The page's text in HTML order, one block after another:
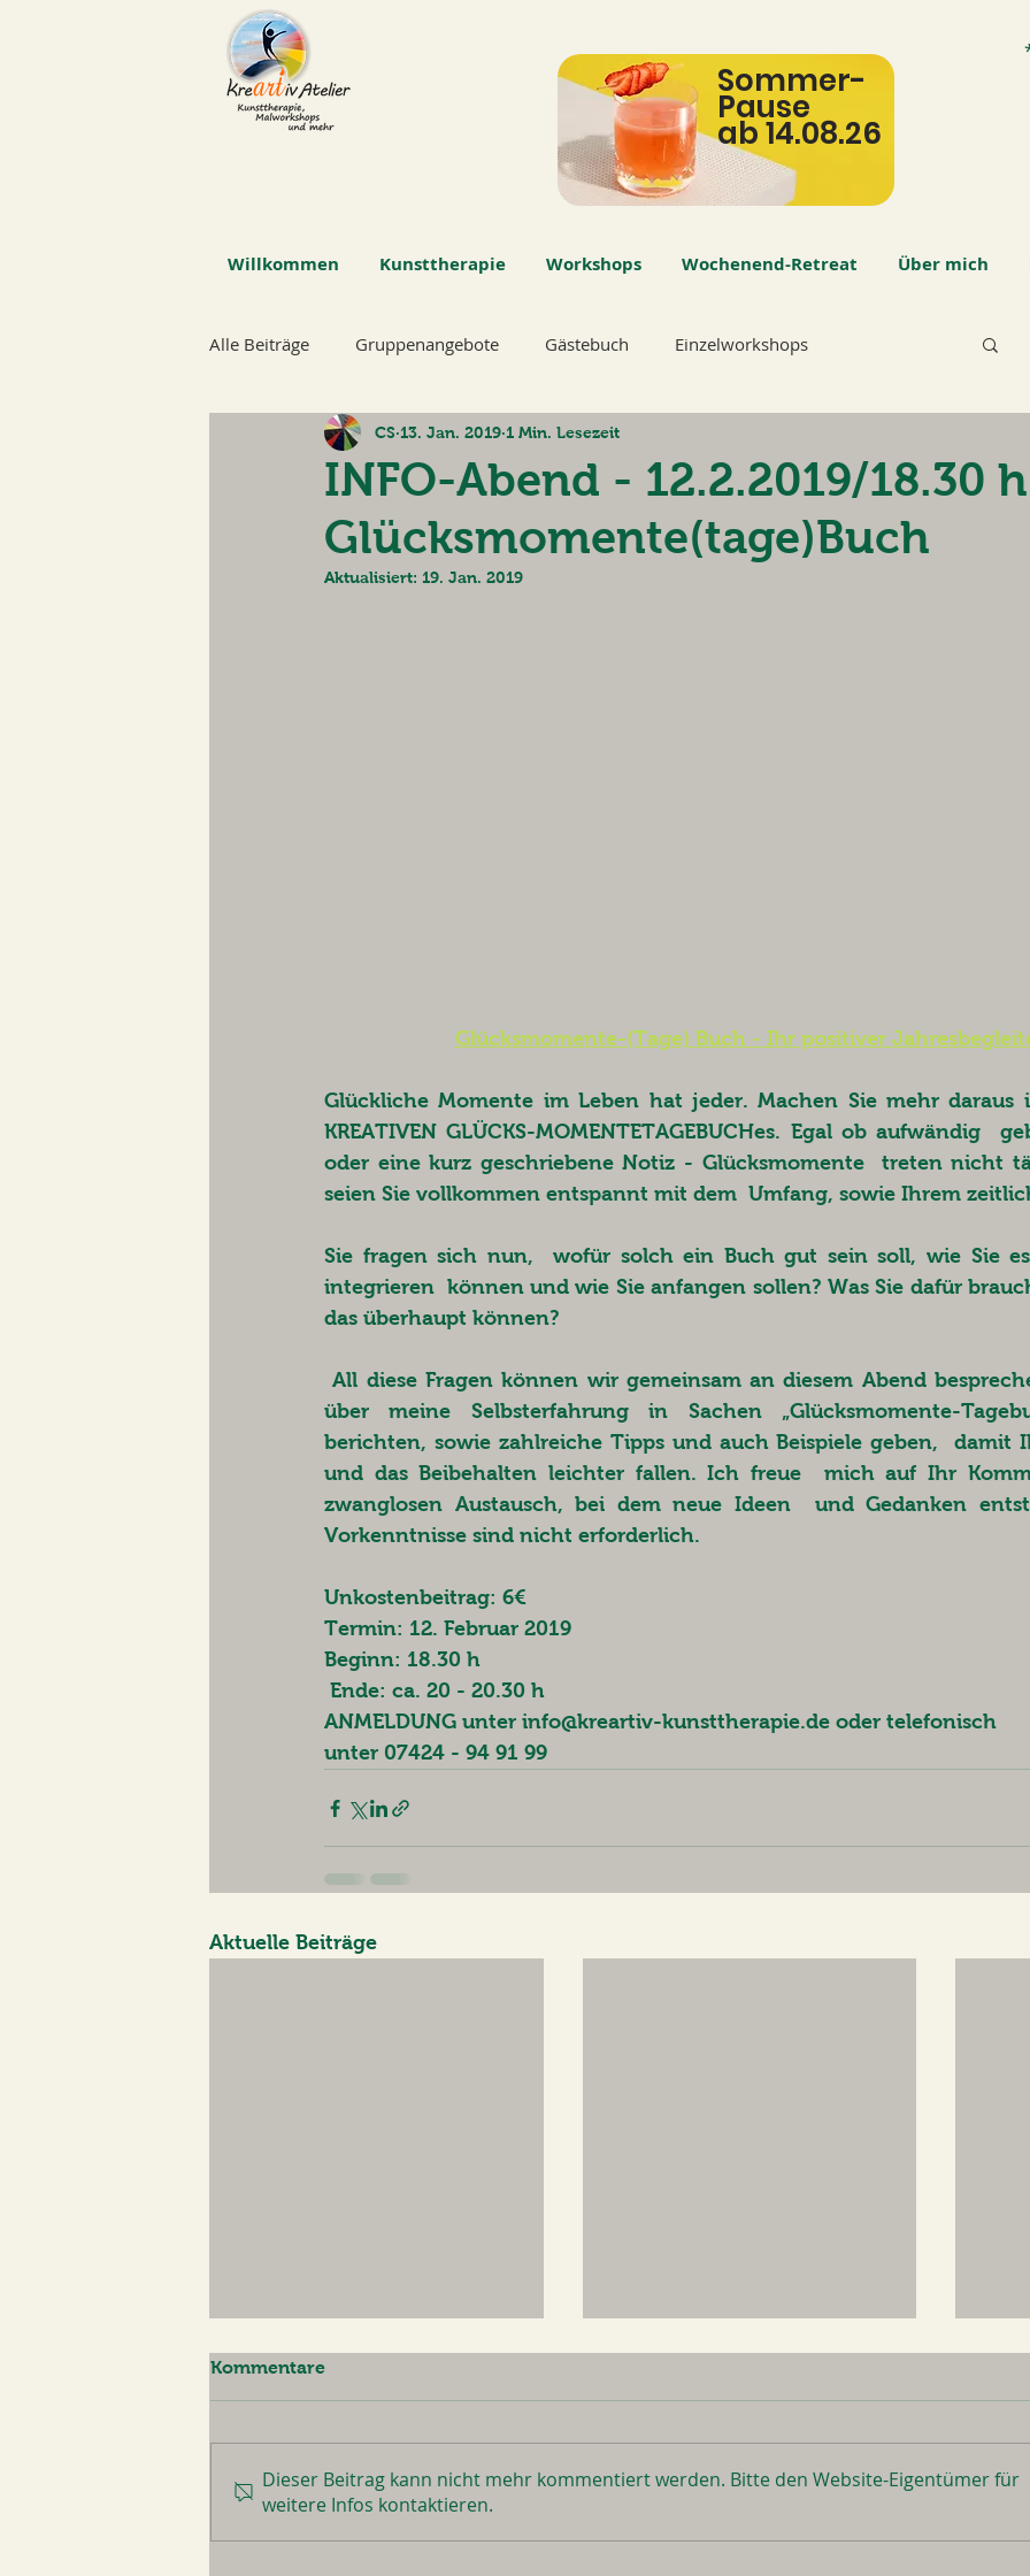
Sommer-
Pause
ab 14.08.26
Willkommen Kunsttherapie Workshops Wochenend-Retreat Über mich
Alle Beiträge Gruppenangebote Gästebuch Einzelworkshops
INFO-Abend - 12.2.2019/18.30 h
Glücksmomente(tage)Buch
CS 13. Jan. 2019 1 Min. Lesezeit
Aktualisiert: 19. Jan. 2019
Glücksmomente-(Tage) Buch - Ihr positiver
Glückliche Momente im Leben hat jeder. Machen Sie mehr daraus
KREATIVEN GLÜCKS-MOMENTETAGEBUCHes. Egal ob aufwändig
oder eine kurz geschriebene Notiz - Glücksmomente  treten nicht
seien Sie vollkommen entspannt mit dem  Umfang, sowie Ihrem
Sie fragen sich nun,  wofür solch ein Buch gut sein soll, wie Sie
integrieren  können und wie Sie anfangen sollen? Was Sie dafür
das überhaupt können?
All diese Fragen können wir gemeinsam an diesem Abend besprechen. Ich  werde
über meine Selbsterfahrung in Sachen „Glücksmomente-
berichten, sowie zahlreiche Tipps und auch Beispiele geben,  damit
und das Beibehalten leichter fallen. Ich freue  mich auf Ihr
zwanglosen Austausch, bei dem neue Ideen  und Gedanken
Vorkenntnisse sind nicht erforderlich.
Unkostenbeitrag: 6€
Termin: 12. Februar 2019
Beginn: 18.30 h
Ende: ca. 20 - 20.30 h
ANMELDUNG unter info@kreartiv-kunsttherapie.de oder telefonisch
unter 07424 - 94 91 99
Aktuelle Beiträge
Sommerpause 2026
REALTALK über mich für
Hej,
Kommentare
Dieser Beitrag kann nicht mehr kommentiert werden. Bitte den Website-Eigentümer für
weitere Infos kontaktieren.